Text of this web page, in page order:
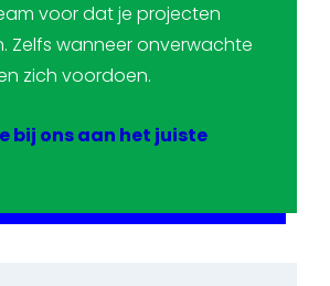
voor dat je projecten
Zelfs wanneer onverwachte
zich voordoen.
bij ons aan het juiste